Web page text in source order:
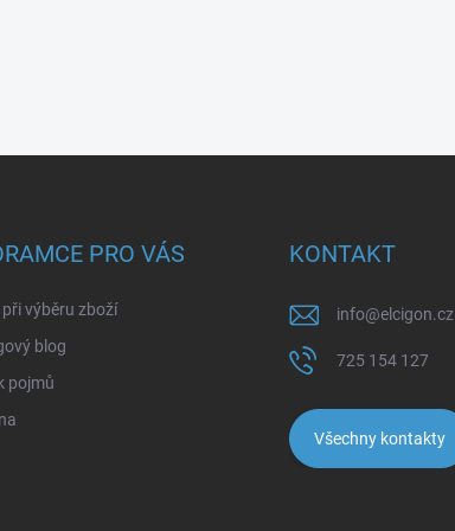
PRO VÁS
při výběru zboží
blog
pojmů
KONTAKT
info@elcigon.cz
725 154 127
Všechny kontakty